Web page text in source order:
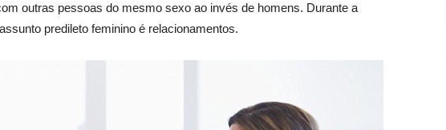
outras pessoas do mesmo sexo ao invés de homens. Durante a
predileto feminino é relacionamentos.